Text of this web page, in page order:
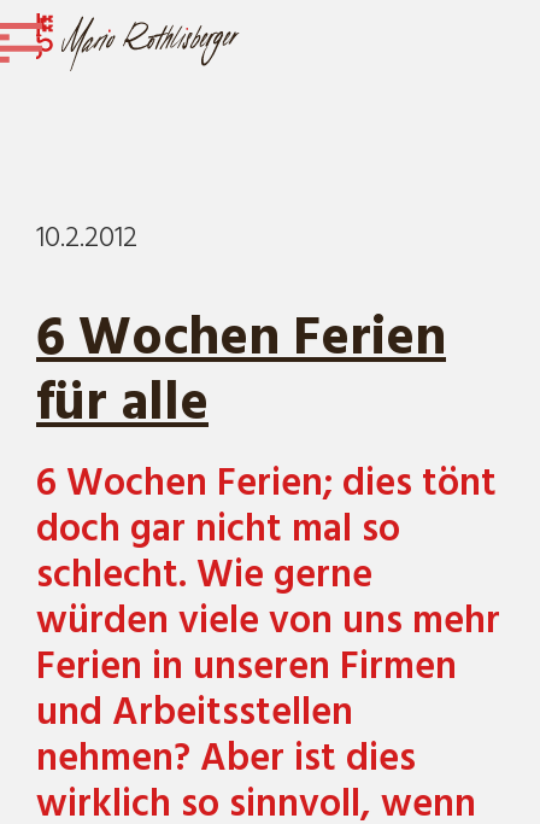
10.2.2012
6 Wochen Ferien
für alle
6 Wochen Ferien; dies tönt
doch gar nicht mal so
schlecht. Wie gerne
würden viele von uns mehr
Ferien in unseren Firmen
und Arbeitsstellen
nehmen? Aber ist dies
wirklich so sinnvoll, wenn